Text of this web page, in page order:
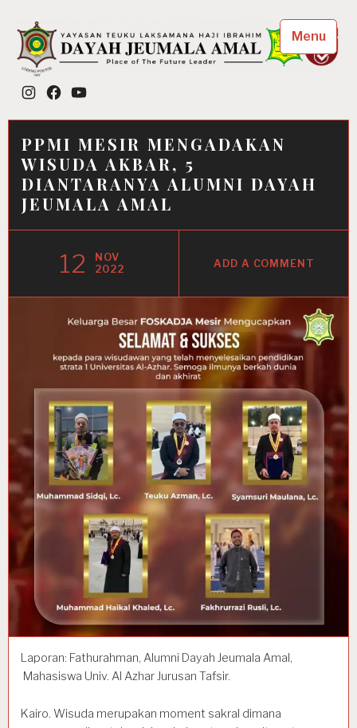
content
Dayah Jeumala Amal
Place of The Future Leader
Instagram
FacebookYouTube
Menu
PPMI MESIR MENGADAKAN
WISUDA AKBAR, 5
DIANTARANYA ALUMNI DAYAH
JEUMALA AMAL
12
NOV
2022
ADD A COMMENT
Laporan: Fathurahman, Alumni Dayah Jeumala Amal,
Mahasiswa Univ. Al Azhar Jurusan Tafsir.
Kairo. Wisuda merupakan moment sakral dimana